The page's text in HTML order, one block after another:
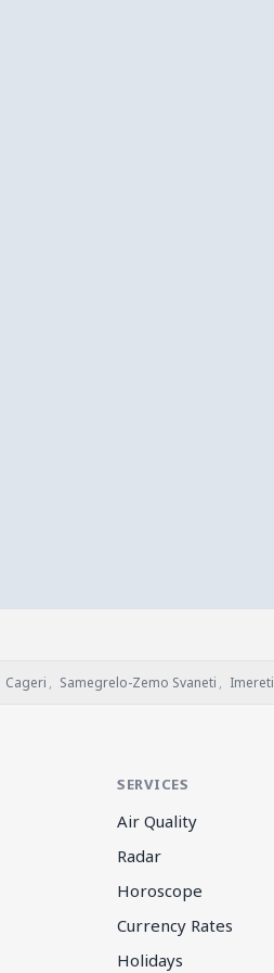
Cageri , Samegrelo-Zemo Svaneti , Imereti
SERVICES
Air Quality
Radar
Horoscope
Currency Rates
Holidays